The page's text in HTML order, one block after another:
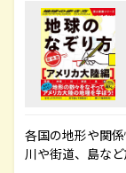
各国の地形や関
川や街道、島な